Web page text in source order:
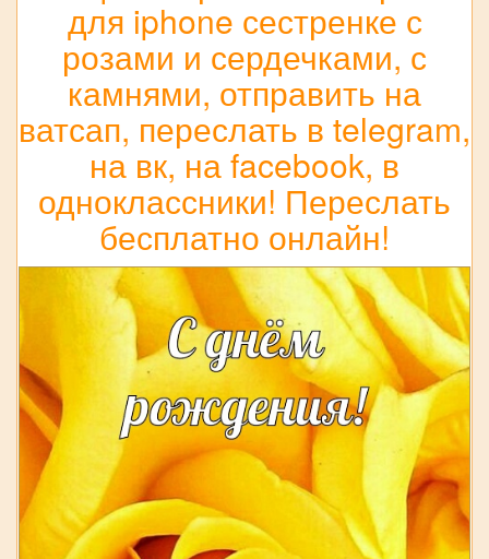
для iphone сестренке с
розами и сердечками, с
камнями, отправить на
ватсап, переслать в telegram,
на вк, на facebook, в
одноклассники! Переслать
бесплатно онлайн!